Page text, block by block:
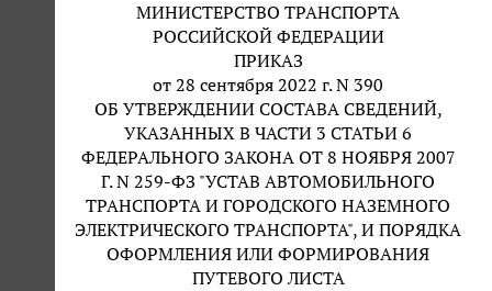
МИНИСТЕРСТВО ТРАНСПОРТА
РОССИЙСКОЙ ФЕДЕРАЦИИ
ПРИКАЗ
от 28 сентября 2022 г. N 390
ОБ УТВЕРЖДЕНИИ СОСТАВА СВЕДЕНИЙ,
УКАЗАННЫХ В ЧАСТИ 3 СТАТЬИ 6
ФЕДЕРАЛЬНОГО ЗАКОНА ОТ 8 НОЯБРЯ 2007
Г. N 259-ФЗ "УСТАВ АВТОМОБИЛЬНОГО
ТРАНСПОРТА И ГОРОДСКОГО НАЗЕМНОГО
ЭЛЕКТРИЧЕСКОГО ТРАНСПОРТА", И ПОРЯДКА
ОФОРМЛЕНИЯ ИЛИ ФОРМИРОВАНИЯ
ПУТЕВОГО ЛИСТА